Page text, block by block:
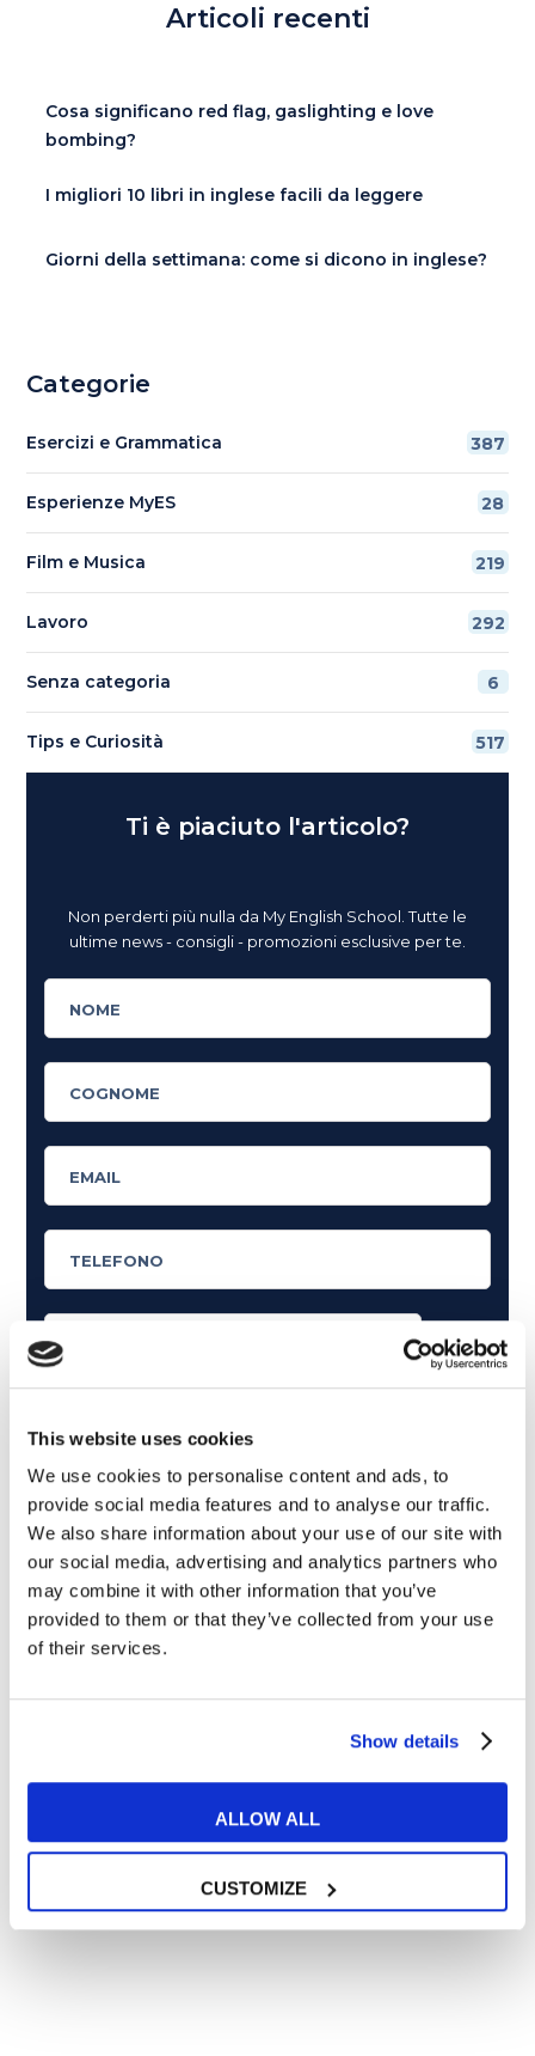
This website uses cookies
We use cookies to personalise content and ads, to
provide social media features and to analyse our traffic.
We also share information about your use of our site with
our social media, advertising and analytics partners who
may combine it with other information that you’ve
provided to them or that they’ve collected from your use
of their services.
Show details
ALLOW ALL
CUSTOMIZE
Articoli recenti
Cosa significano red flag, gaslighting e love
bombing?
I migliori 10 libri in inglese facili da leggere
Giorni della settimana: come si dicono in inglese?
Categorie
Esercizi e Grammatica 387
Esperienze MyES 28
Film e Musica 219
Lavoro 292
Senza categoria 6
Tips e Curiosità 517
Ti è piaciuto l'articolo?
Non perderti più nulla da My English School. Tutte le
ultime news - consigli - promozioni esclusive per te.
Articoli dedicati alla grammatica inglese
Articoli dedicati a inglese nel mondo del lavoro
Articoli con tips e new sulla lingua inglese
Articoli divertenti su film e musica
In quanto di età superiore ai 16 anni, dichiaro di acconsentire
al trattamento dei miei dati personali in conformità
all’ informativa privacy.
RICHIEDI INFORMAZIONI